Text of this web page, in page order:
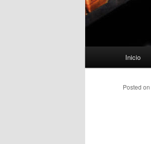
Inicio
Posted on